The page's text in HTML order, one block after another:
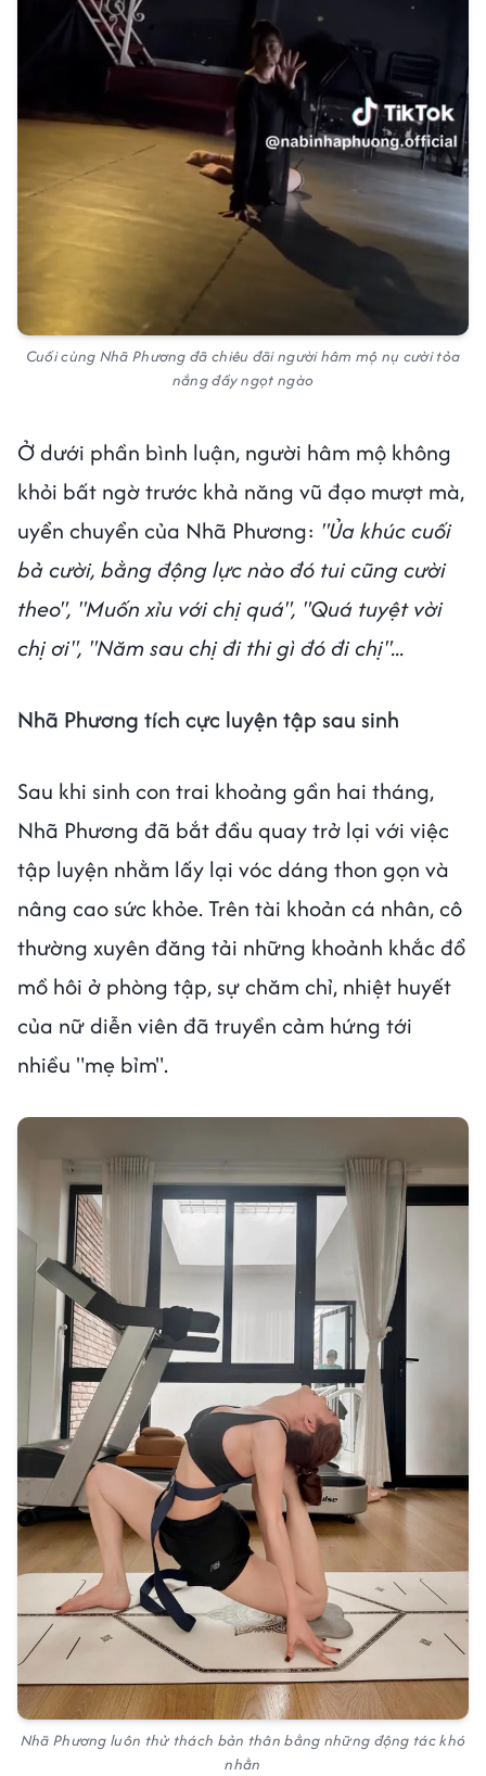
Cuối cùng Nhã Phương đã chiêu đãi người hâm mộ nụ cười tỏa
nắng đầy ngọt ngào
Ở dưới phần bình luận, người hâm mộ không
khỏi bất ngờ trước khả năng vũ đạo mượt mà,
uyển chuyển của Nhã Phương: "Ủa khúc cuối
bả cười, bằng động lực nào đó tui cũng cười
theo", "Muốn xỉu với chị quá", "Quá tuyệt vời
chị ơi", "Năm sau chị đi thi gì đó đi chị"...
Nhã Phương tích cực luyện tập sau sinh
Sau khi sinh con trai khoảng gần hai tháng,
Nhã Phương đã bắt đầu quay trở lại với việc
tập luyện nhằm lấy lại vóc dáng thon gọn và
nâng cao sức khỏe. Trên tài khoản cá nhân, cô
thường xuyên đăng tải những khoảnh khắc đổ
mồ hôi ở phòng tập, sự chăm chỉ, nhiệt huyết
của nữ diễn viên đã truyền cảm hứng tới
nhiều "mẹ bỉm".
Nhã Phương luôn thử thách bản thân bằng những động tác khó
nhằn